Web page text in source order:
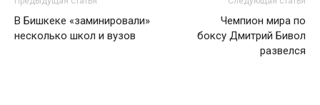
В Бишкеке «заминировали»
несколько школ и вузов
Чемпион мира по
боксу Дмитрий Бивол
развелся